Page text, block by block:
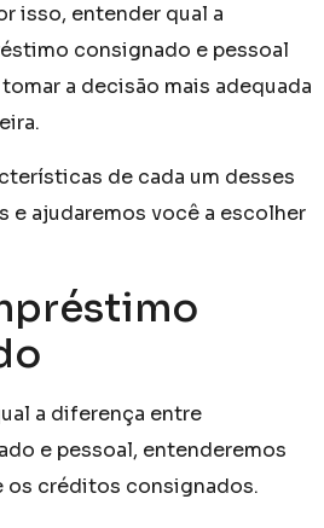
isso, entender qual a
consignado e pessoal
a decisão mais adequada
de cada um desses
e ajudaremos você a escolher
a diferença entre
e pessoal, entenderemos
os créditos consignados.